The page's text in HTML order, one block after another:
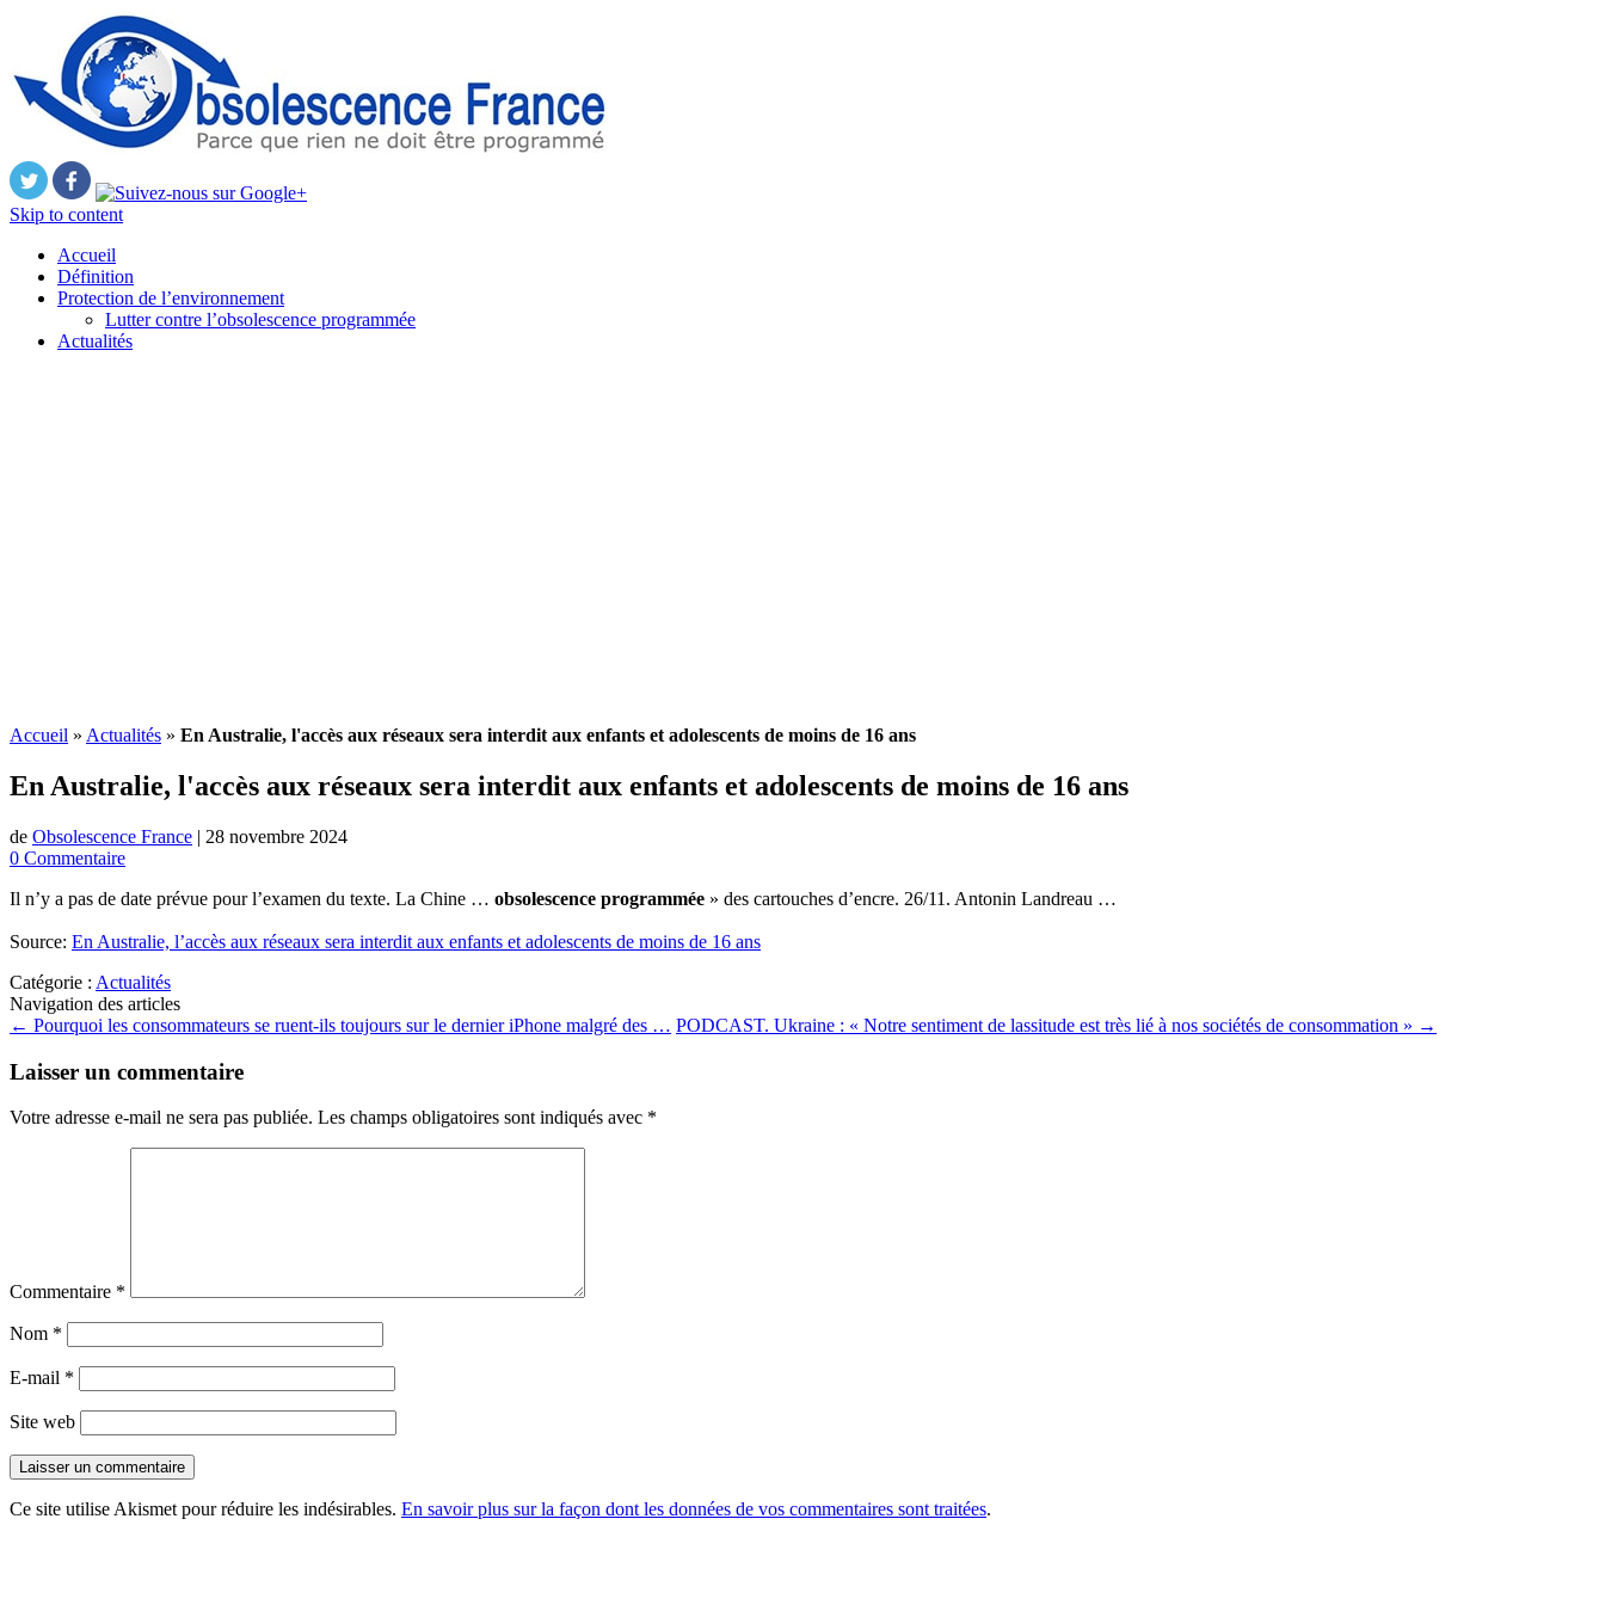
Skip to content
Accueil
Définition
Protection de l’environnement
Lutter contre l’obsolescence programmée
Actualités
Accueil » Actualités » En Australie, l'accès aux réseaux sera interdit aux enfants et adolescents de moins de 16 ans
En Australie, l'accès aux réseaux sera interdit aux enfants et adolescents de moins de 16 ans
de Obsolescence France | 28 novembre 2024
0 Commentaire
Il n’y a pas de date prévue pour l’examen du texte. La Chine … obsolescence programmée » des cartouches d’encre. 26/11. Antonin Landreau …
Source: En Australie, l’accès aux réseaux sera interdit aux enfants et adolescents de moins de 16 ans
Catégorie : Actualités
Navigation des articles
← Pourquoi les consommateurs se ruent-ils toujours sur le dernier iPhone malgré des … PODCAST. Ukraine : « Notre sentiment de lassitude est très lié à nos sociétés de consommation » →
Laisser un commentaire
Votre adresse e-mail ne sera pas publiée. Les champs obligatoires sont indiqués avec *
Commentaire *
Nom *
E-mail *
Site web
Ce site utilise Akismet pour réduire les indésirables. En savoir plus sur la façon dont les données de vos commentaires sont traitées.